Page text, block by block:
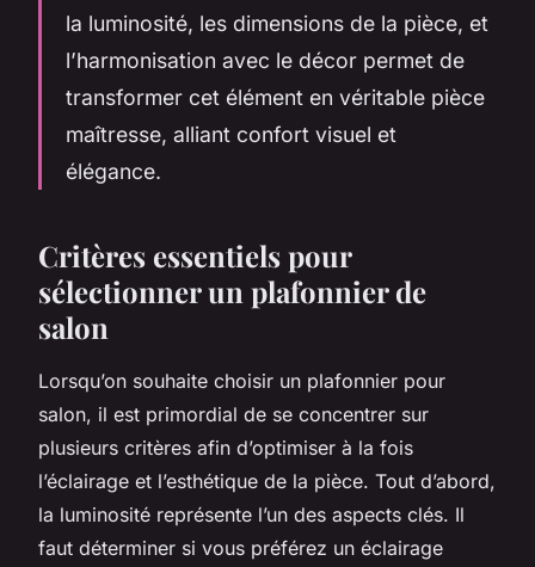
la luminosité, les dimensions de la pièce, et
l’harmonisation avec le décor permet de
transformer cet élément en véritable pièce
maîtresse, alliant confort visuel et
élégance.
Critères essentiels pour
sélectionner un plafonnier de
salon
Lorsqu’on souhaite choisir un plafonnier pour
salon, il est primordial de se concentrer sur
plusieurs critères afin d’optimiser à la fois
l’éclairage et l’esthétique de la pièce. Tout d’abord,
la luminosité représente l’un des aspects clés. Il
faut déterminer si vous préférez un éclairage